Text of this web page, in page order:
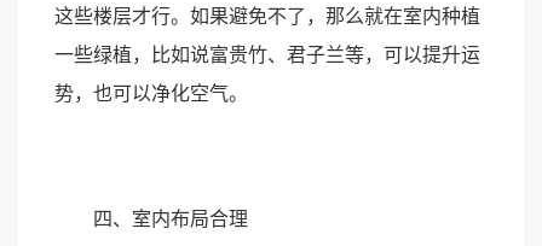
这些楼层才行。如果避免不了，那么就在室内种植
一些绿植，比如说富贵竹、君子兰等，可以提升运
势，也可以净化空气。
四、室内布局合理